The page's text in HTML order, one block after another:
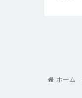
ホーム